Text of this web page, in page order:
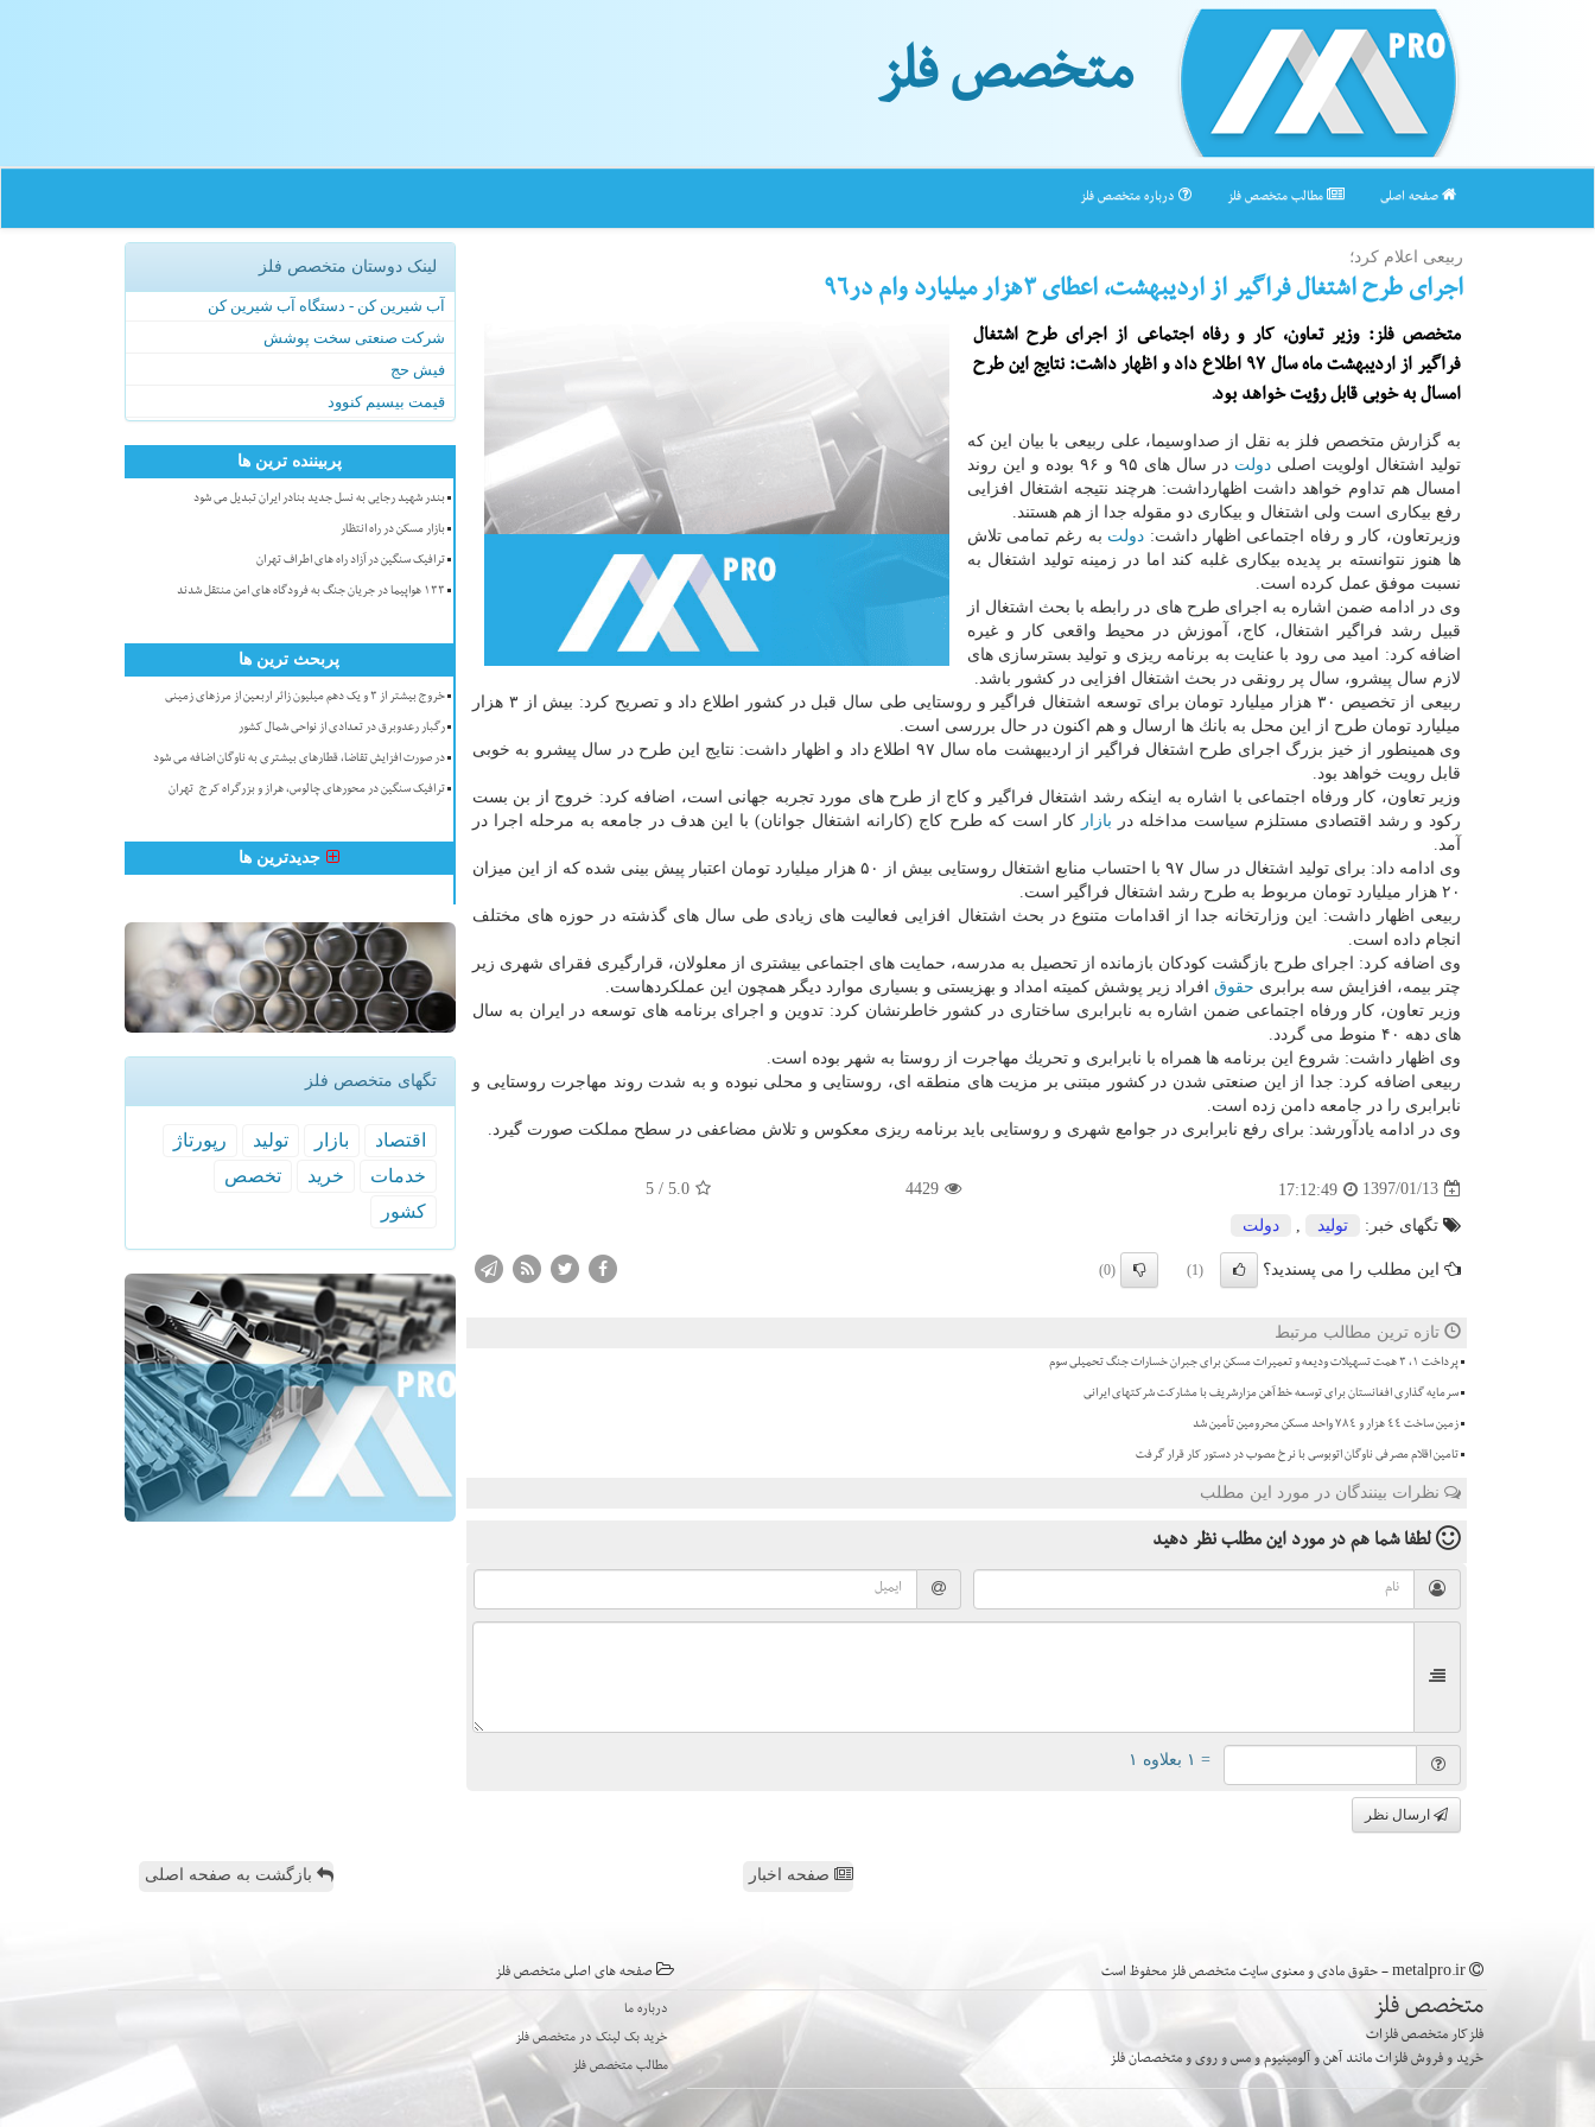
متخصص فلز
صفحه اصلی مطالب متخصص فلز درباره متخصص فلز
ربیعی اعلام كرد؛
اجرای طرح اشتغال فراگیر از اردیبهشت، اعطای ۳هزار میلیارد وام در۹۶
متخصص فلز: وزیر تعاون، كار و رفاه اجتماعی از اجرای طرح اشتغال
فراگیر از اردیبهشت ماه سال ۹۷ اطلاع داد و اظهار داشت: نتایج این طرح
امسال به خوبی قابل رؤیت خواهد بود.
به گزارش متخصص فلز به نقل از صداوسیما، علی ربیعی با بیان این كه
تولید اشتغال اولویت اصلیدولت
در سال های ۹۵ و ۹۶ بوده و این روند
امسال هم تداوم خواهد داشت اظهارداشت: هرچند نتیجه اشتغال افزایی
رفع بیكاری است ولی اشتغال و بیكاری دو مقوله جدا از هم هستند.
وزیرتعاون، كار و رفاه اجتماعی اظهار داشت: دولت به رغم تمامی تلاش
ها هنوز نتوانسته بر پدیده بیكاری غلبه كند اما در زمینه تولید اشتغال به
نسبت موفق عمل كرده است.
وی در ادامه ضمن اشاره به اجرای طرح های در رابطه با بحث اشتغال از
قبیل رشد فراگیر اشتغال، كاج، آموزش در محیط واقعی كار و غیره
اضافه كرد: امید می رود با عنایت به برنامه ریزی و تولید بسترسازی های
لازم سال پیشرو، سال پر رونقی در بحث اشتغال افزایی در كشور باشد.
ربیعی از تخصیص ۳۰ هزار میلیارد تومان برای توسعه اشتغال فراگیر و روستایی طی سال قبل در كشور اطلاع داد و تصریح كرد: بیش از ۳ هزار
میلیارد تومان طرح از این محل به بانك ها ارسال و هم اكنون در حال بررسی است.
وی همینطور از خیز بزرگ اجرای طرح اشتغال فراگیر از اردیبهشت ماه سال ۹۷ اطلاع داد و اظهار داشت: نتایج این طرح در سال پیشرو به خوبی
قابل رویت خواهد بود.
وزیر تعاون، كار ورفاه اجتماعی با اشاره به اینكه رشد اشتغال فراگیر و كاج از طرح های مورد تجربه جهانی است، اضافه كرد: خروج از بن بست
ركود و رشد اقتصادی مستلزم سیاست مداخله در بازار كار است كه طرح كاج (كارانه اشتغال جوانان) با این هدف در جامعه به مرحله اجرا در
آمد.
وی ادامه داد: برای تولید اشتغال در سال ۹۷ با احتساب منابع اشتغال روستایی بیش از ۵۰ هزار میلیارد تومان اعتبار پیش بینی شده كه از این میزان
۲۰ هزار میلیارد تومان مربوط به طرح رشد اشتغال فراگیر است.
ربیعی اظهار داشت: این وزارتخانه جدا از اقدامات متنوع در بحث اشتغال افزایی فعالیت های زیادی طی سال های گذشته در حوزه های مختلف
انجام داده است.
وی اضافه كرد: اجرای طرح بازگشت كودكان بازمانده از تحصیل به مدرسه، حمایت های اجتماعی بیشتری از معلولان، قرارگیری فقرای شهری زیر
چتر بیمه، افزایش سه برابری حقوق افراد زیر پوشش كمیته امداد و بهزیستی و بسیاری موارد دیگر همچون این عملكردهاست.
وزیر تعاون، كار ورفاه اجتماعی ضمن اشاره به نابرابری ساختاری در كشور خاطرنشان كرد: تدوین و اجرای برنامه های توسعه در ایران به سال
های دهه ۴۰ منوط می گردد.
وی اظهار داشت: شروع این برنامه ها همراه با نابرابری و تحریك مهاجرت از روستا به شهر بوده است.
ربیعی اضافه كرد: جدا از این صنعتی شدن در كشور مبتنی بر مزیت های منطقه ای، روستایی و محلی نبوده و به شدت روند مهاجرت روستایی و
نابرابری را در جامعه دامن زده است.
وی در ادامه یادآورشد: برای رفع نابرابری در جوامع شهری و روستایی باید برنامه ریزی معكوس و تلاش مضاعفی در سطح مملكت صورت گیرد.
1397/01/13
17:12:49
4429
5.0
/
5
تگهای خبر: تولید دولت
این مطلب را می پسندید؟ (1)
(0)
تازه ترین مطالب مرتبط
پرداخت ۱، ۳ همت تسهیلات ودیعه و تعمیرات مسکن برای جبران خسارات جنگ تحمیلی سوم
سرمایه گذاری افغانستان برای توسعه خط آهن مزارشریف با مشارکت شرکتهای ایرانی
زمین ساخت ۴۴ هزار و ۷۸۴ واحد مسکن محرومین تأمین شد
تامین اقلام مصرفی ناوگان اتوبوسی با نرخ مصوب در دستور کار قرار گرفت
نظرات بینندگان در مورد این مطلب
لطفا شما هم در مورد این مطلب نظر دهید
= ۱ بعلاوه ۱
ارسال نظر
لینک دوستان متخصص فلز
آب شیرین کن - دستگاه آب شیرین کن
شرکت صنعتی سخت پوشش
فیش حج
قیمت بیسیم کنوود
پربیننده ترین ها
بندر شهید رجایی به نسل جدید بنادر ایران تبدیل می شود
بازار مسکن در راه انتظار
ترافیک سنگین در آزاد راه های اطراف تهران
۱۳۳ هواپیما در جریان جنگ به فرودگاه های امن منتقل شدند
پربحث ترین ها
خروج بیشتر از ۳ و یک دهم میلیون زائر اربعین از مرزهای زمینی
رگبار رعدوبرق در تعدادی از نواحی شمال کشور
در صورت افزایش تقاضا، قطارهای بیشتری به ناوگان اضافه می شود
ترافیک سنگین در محورهای چالوس، هراز و بزرگراه کرج-تهران
جدیدترین ها
تگهای متخصص فلز
اقتصاد بازار تولید
رپورتاژ
خدمات
خرید
تخصص
كشور
صفحه اخبار بازگشت به صفحه اصلی
متخصص فلز
فلزکار متخصص فلزات
خرید و فروش فلزات مانند آهن و آلومینیوم و مس و روی و متخصصان فلز
صفحه های اصلی متخصص فلز
درباره ما
خرید بک لینک در متخصص فلز
مطالب متخصص فلز